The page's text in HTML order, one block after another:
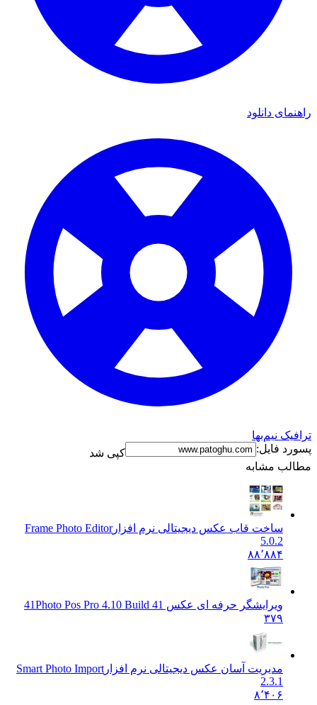
راهنمای دانلود
ترافیک نیم‌بها
پسورد فایل:
کپی شد
مطالب مشابه
ساخت قاب عکس دیجیتالی نرم افزارFrame Photo Editor
5.0.2
۸۸٬۸۸۴
ویرایشگر حرفه ای عکس 41 Photo Pos Pro 4.10 Build 41
۳۷۹
مدیریت آسان عکس دیجیتالی نرم افزار Smart Photo Import
2.3.1
۸٬۴۰۶